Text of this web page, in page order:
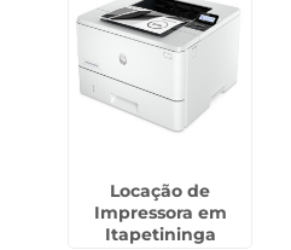
Locação de
Impressora em
Itapetininga